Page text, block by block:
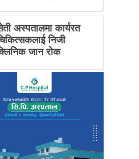
अस्पतालमा कार्यरत
निजी
जान रोक